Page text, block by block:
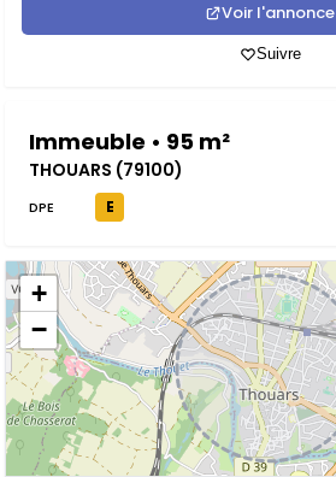
Voir l'annonce
Suivre
Immeuble • 95 m²
THOUARS (79100)
DPE E
+
−